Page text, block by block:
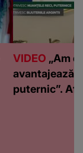
VIDEO „Am
avantajează
puternic”.